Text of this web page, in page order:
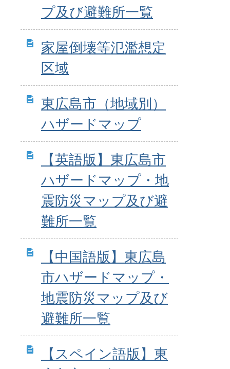
プ及び避難所一覧
家屋倒壊等氾濫想定
区域
東広島市（地域別）
ハザードマップ
【英語版】東広島市
ハザードマップ・地
震防災マップ及び避
難所一覧
【中国語版】東広島
市ハザードマップ・
地震防災マップ及び
避難所一覧
【スペイン語版】東